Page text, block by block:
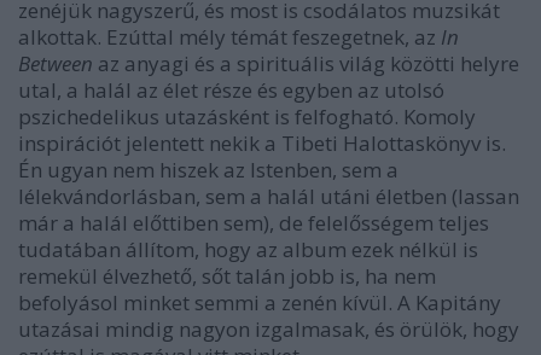
zenéjük nagyszerű, és most is csodálatos muzsikát
alkottak. Ezúttal mély témát feszegetnek, az In
Between az anyagi és a spirituális világ közötti helyre
utal, a halál az élet része és egyben az utolsó
pszichedelikus utazásként is felfogható. Komoly
inspirációt jelentett nekik a Tibeti Halottaskönyv is.
Én ugyan nem hiszek az Istenben, sem a
lélekvándorlásban, sem a halál utáni életben (lassan
már a halál előttiben sem), de felelősségem teljes
tudatában állítom, hogy az album ezek nélkül is
remekül élvezhető, sőt talán jobb is, ha nem
befolyásol minket semmi a zenén kívül. A Kapitány
utazásai mindig nagyon izgalmasak, és örülök, hogy